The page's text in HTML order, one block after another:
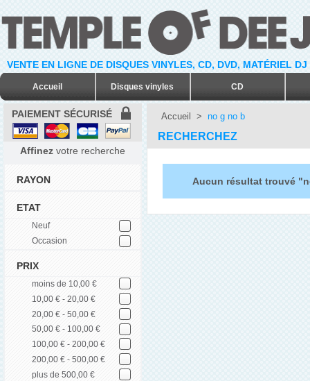
VENTE EN LIGNE DE DISQUES VINYLES, CD, DVD, MATÉRIEL
Accueil Disques vinyles CD
PAIEMENT SÉCURISÉ
Affinez votre recherche
RAYON
ETAT
Neuf
Occasion
PRIX
moins de 10,00 €
10,00 € - 20,00 €
20,00 € - 50,00 €
50,00 € - 100,00 €
100,00 € - 200,00 €
200,00 € - 500,00 €
plus de 500,00 €
Accueil > no g no b
RECHERCHEZ
Aucun résultat trouvé